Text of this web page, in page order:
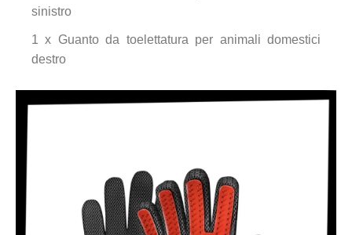
sinistro
1 x Guanto da toelettatura per animali domestici
destro